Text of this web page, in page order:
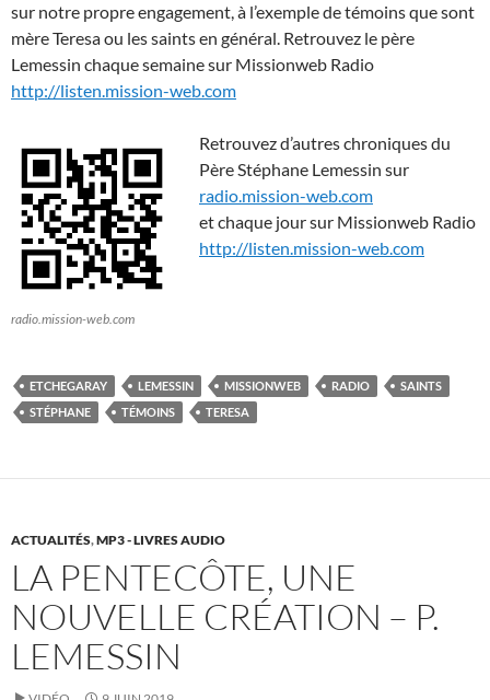
sur notre propre engagement, à l’exemple de témoins que sont
mère Teresa ou les saints en général. Retrouvez le père
Lemessin chaque semaine sur Missionweb Radio
http://listen.mission-web.com
radio.mission-web.com
Retrouvez d’autres chroniques du
Père Stéphane Lemessin sur
radio.mission-web.com
et chaque jour sur Missionweb Radio
http://listen.mission-web.com
ETCHEGARAY LEMESSIN MISSIONWEB RADIO
SAINTS
STÉPHANE
TÉMOINS TERESA
ACTUALITÉS,MP3 - LIVRES AUDIO
LA PENTECÔTE, UNE
NOUVELLE CRÉATION – P.
LEMESSIN